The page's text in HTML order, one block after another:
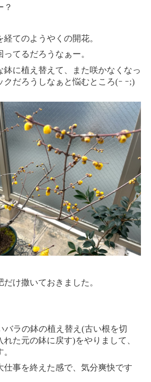
？
てのようやくの開花。
てるだろうなぁー。
鉢に植え替えて、また咲かなくなっ
クだろうしなぁと悩むところ(ｰ ｰ;)
け撒いておきました。
バラの鉢の植え替え(古い根を切
れた元の鉢に戻す)をやりまして、
仕事を終えた感で、気分爽快です